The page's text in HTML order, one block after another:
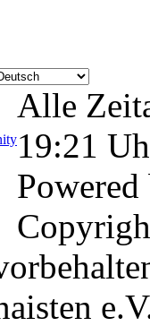
Alle
19:21